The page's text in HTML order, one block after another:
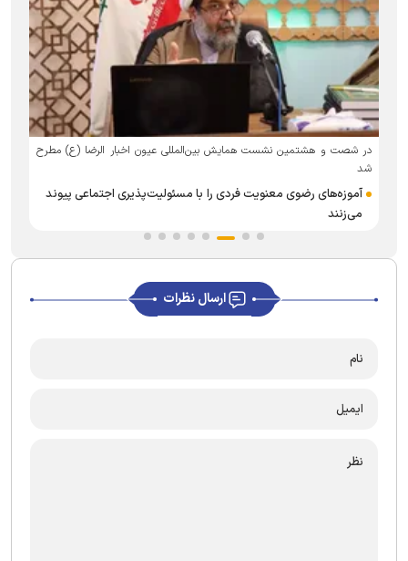
در شصت و هشتمین نشست همایش بین‌المللی عیون اخبار الرضا (ع) مطرح
شد
آموزه‌های رضوی معنویت فردی را با مسئولیت‌پذیری اجتماعی پیوند
می‌زنند
ارسال نظرات